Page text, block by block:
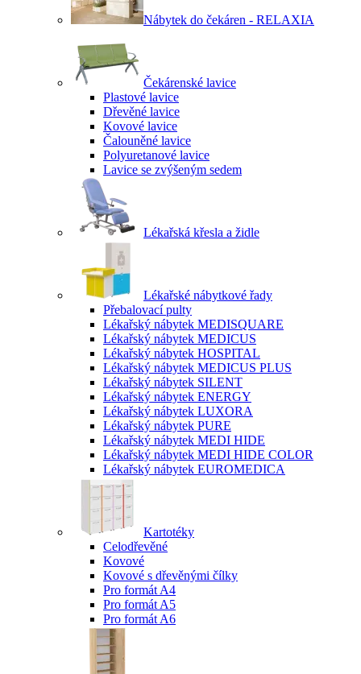
Nábytek do čekáren - RELAXIA
Čekárenské lavice
Plastové lavice
Dřevěné lavice
Kovové lavice
Čalouněné lavice
Polyuretanové lavice
Lavice se zvýšeným sedem
Lékařská křesla a židle
Lékařské nábytkové řady
Přebalovací pulty
Lékařský nábytek MEDISQUARE
Lékařský nábytek MEDICUS
Lékařský nábytek HOSPITAL
Lékařský nábytek MEDICUS PLUS
Lékařský nábytek SILENT
Lékařský nábytek ENERGY
Lékařský nábytek LUXORA
Lékařský nábytek PURE
Lékařský nábytek MEDI HIDE
Lékařský nábytek MEDI HIDE COLOR
Lékařský nábytek EUROMEDICA
Kartotéky
Celodřevěné
Kovové
Kovové s dřevěnými čílky
Pro formát A4
Pro formát A5
Pro formát A6